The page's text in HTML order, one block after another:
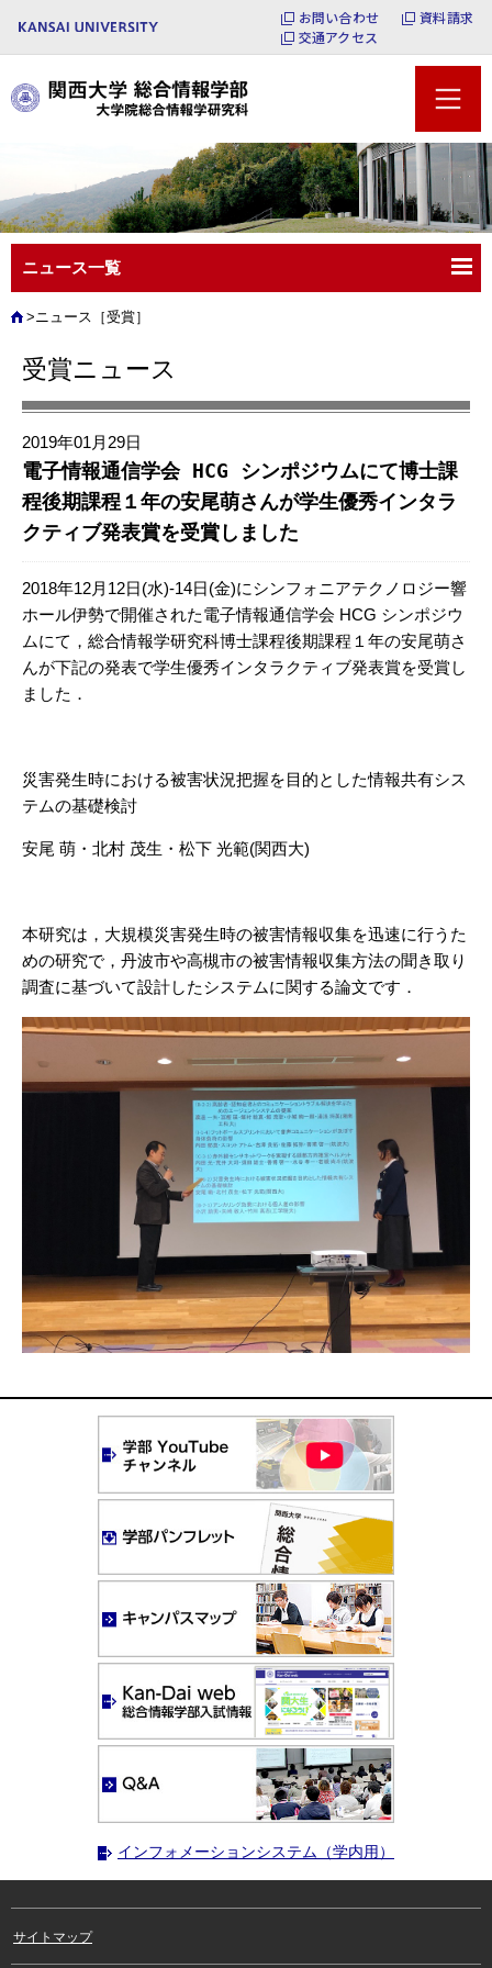
お問い合わせ
資料請求
交通アクセス
ニュース一覧
ニュース［受賞］
受賞ニュース
2019年01月29日
電子情報通信学会 HCG シンポジウムにて博士課
程後期課程１年の安尾萌さんが学生優秀インタラ
クティブ発表賞を受賞しました
2018年12月12日(水)-14日(金)にシンフォニアテクノロジー響
ホール伊勢で開催された電子情報通信学会 HCG シンポジウ
ムにて，総合情報学研究科博士課程後期課程１年の安尾萌さ
んが下記の発表で学生優秀インタラクティブ発表賞を受賞し
ました．
災害発生時における被害状況把握を目的とした情報共有シス
テムの基礎検討
安尾 萌・北村 茂生・松下 光範(関西大)
本研究は，大規模災害発生時の被害情報収集を迅速に行うた
めの研究で，丹波市や高槻市の被害情報収集方法の聞き取り
調査に基づいて設計したシステムに関する論文です．
インフォメーションシステム（学内用）
サイトマップ